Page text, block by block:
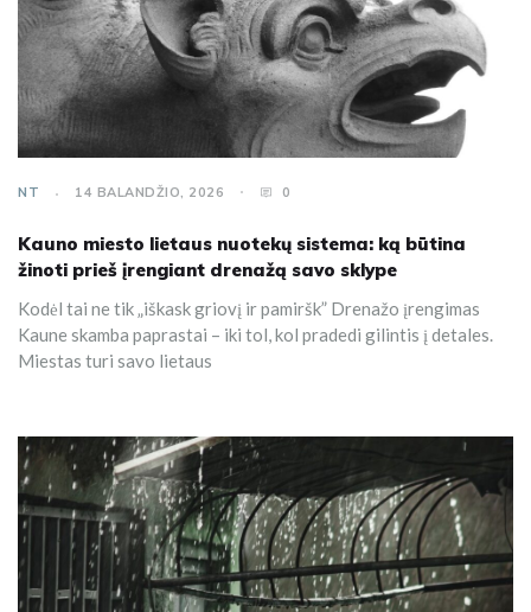
NT 14 BALANDŽIO, 2026 0
Kauno miesto lietaus nuotekų sistema: ką būtina
žinoti prieš įrengiant drenažą savo sklype
Kodėl tai ne tik „iškask griovį ir pamiršk” Drenažo įrengimas
Kaune skamba paprastai – iki tol, kol pradedi gilintis į detales.
Miestas turi savo lietaus